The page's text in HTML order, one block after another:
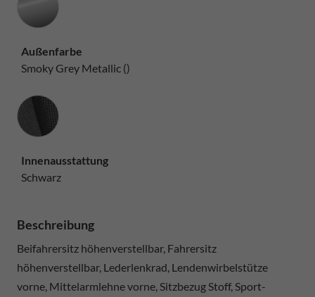
Außenfarbe
Smoky Grey Metallic ()
Innenausstattung
Innenausstattung
Schwarz
Beschreibung
Beifahrersitz höhenverstellbar, Fahrersitz
höhenverstellbar, Lederlenkrad, Lendenwirbelstütze
vorne, Mittelarmlehne vorne, Sitzbezug Stoff, Sport-